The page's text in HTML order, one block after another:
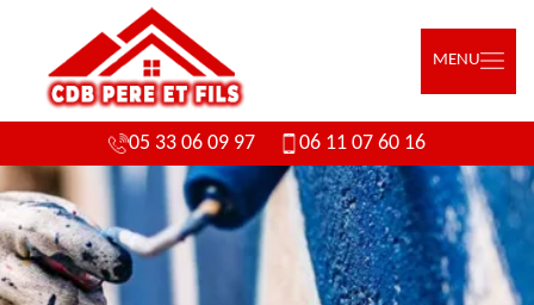
MENU
05 33 06 09 97 06 11 07 60 16